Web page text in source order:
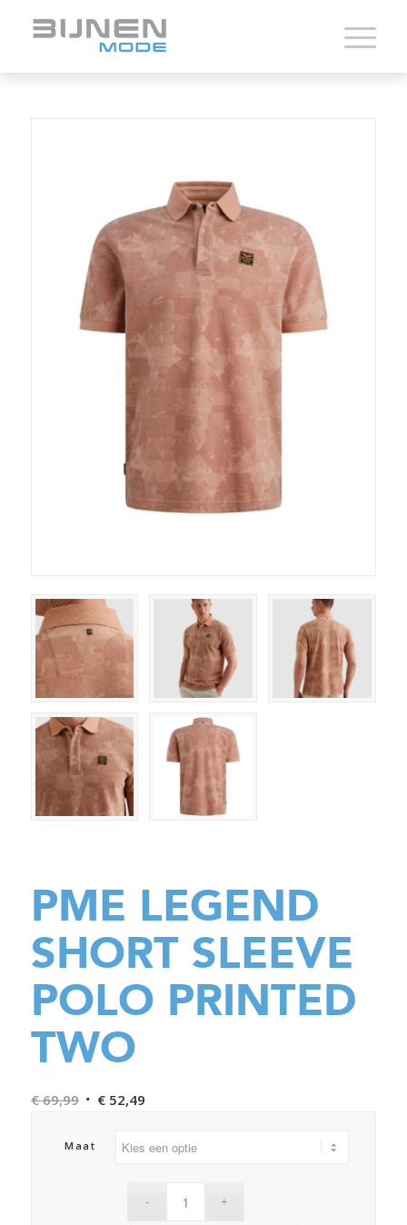
PME LEGEND
SHORT SLEEVE
POLO PRINTED
TWO
€69,99 Oorspronkelijke
was:
€52,49Huidige
is:
Maat